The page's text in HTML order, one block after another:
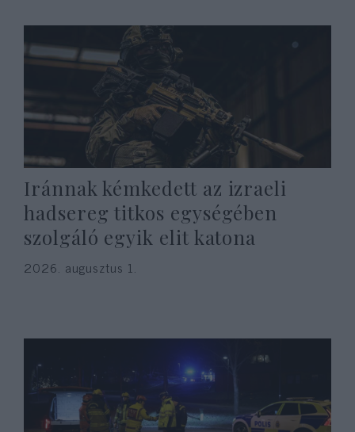
Iránnak kémkedett az izraeli
hadsereg titkos egységében
szolgáló egyik elit katona
2026. augusztus 1.